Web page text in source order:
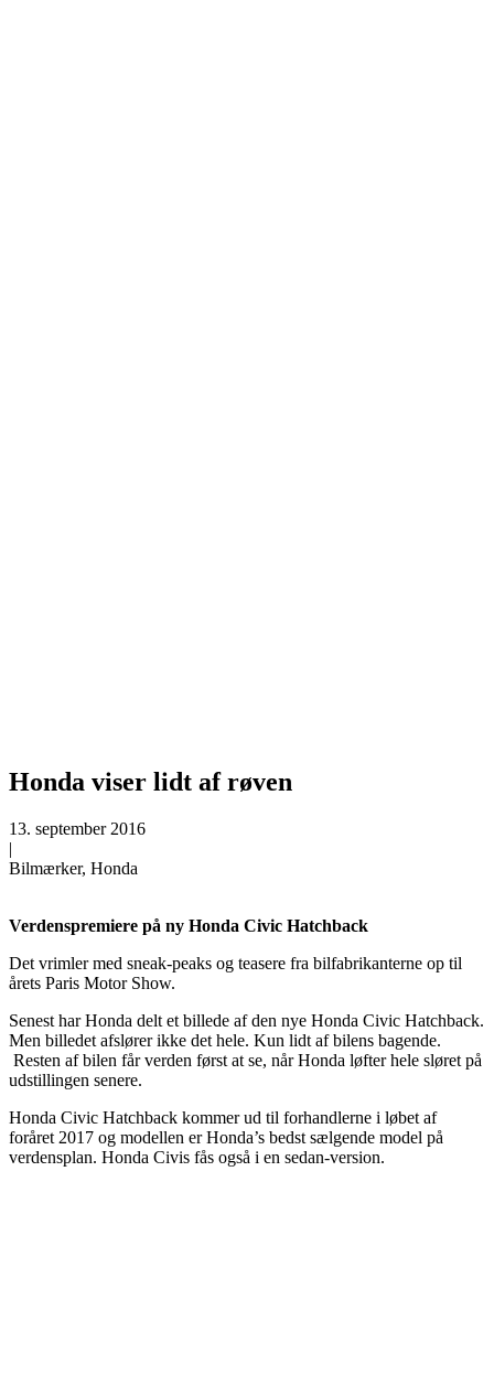
Honda viser lidt af røven
13. september 2016
|
Bilmærker, Honda
Verdenspremiere på ny Honda Civic Hatchback
Det vrimler med sneak-peaks og teasere fra bilfabrikanterne op til
årets Paris Motor Show.
Senest har Honda delt et billede af den nye Honda Civic Hatchback.
Men billedet afslører ikke det hele. Kun lidt af bilens bagende.
Resten af bilen får verden først at se, når Honda løfter hele sløret på
udstillingen senere.
Honda Civic Hatchback kommer ud til forhandlerne i løbet af
foråret 2017 og modellen er Honda’s bedst sælgende model på
verdensplan. Honda Civis fås også i en sedan-version.